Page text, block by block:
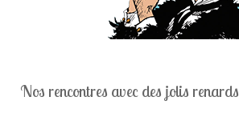
Nos rencontres avec des jolis renards